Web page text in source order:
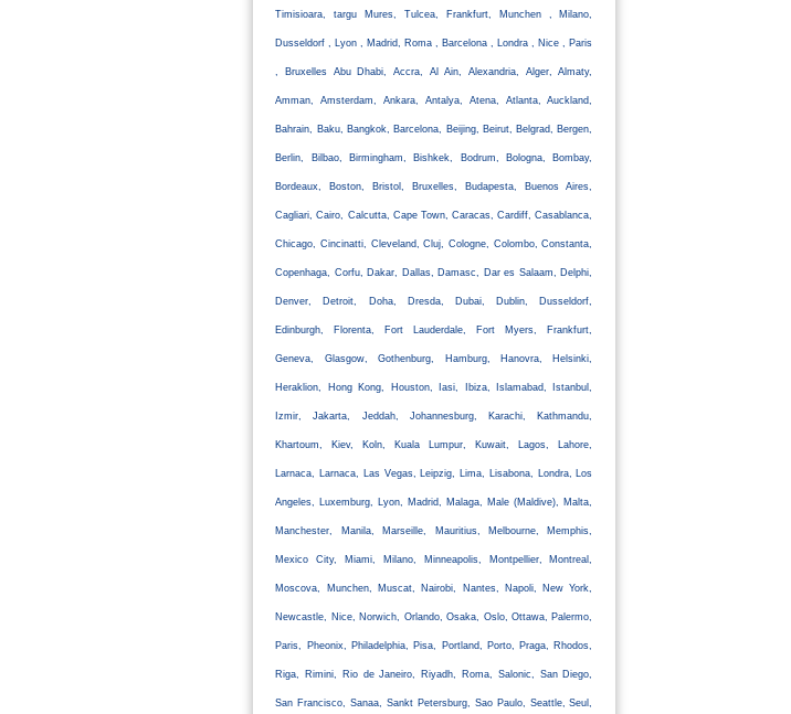
Timisioara, targu Mures, Tulcea, Frankfurt, Munchen , Milano,
Dusseldorf , Lyon , Madrid, Roma , Barcelona , Londra , Nice , Paris
, Bruxelles Abu Dhabi, Accra, Al Ain, Alexandria, Alger, Almaty,
Amman, Amsterdam, Ankara, Antalya, Atena, Atlanta, Auckland,
Bahrain, Baku, Bangkok, Barcelona, Beijing, Beirut, Belgrad, Bergen,
Berlin, Bilbao, Birmingham, Bishkek, Bodrum, Bologna, Bombay,
Bordeaux, Boston, Bristol, Bruxelles, Budapesta, Buenos Aires,
Cagliari, Cairo, Calcutta, Cape Town, Caracas, Cardiff, Casablanca,
Chicago, Cincinatti, Cleveland, Cluj, Cologne, Colombo, Constanta,
Copenhaga, Corfu, Dakar, Dallas, Damasc, Dar es Salaam, Delphi,
Denver, Detroit, Doha, Dresda, Dubai, Dublin, Dusseldorf,
Edinburgh, Florenta, Fort Lauderdale, Fort Myers, Frankfurt,
Geneva, Glasgow, Gothenburg, Hamburg, Hanovra, Helsinki,
Heraklion, Hong Kong, Houston, Iasi, Ibiza, Islamabad, Istanbul,
Izmir, Jakarta, Jeddah, Johannesburg, Karachi, Kathmandu,
Khartoum, Kiev, Koln, Kuala Lumpur, Kuwait, Lagos, Lahore,
Larnaca, Larnaca, Las Vegas, Leipzig, Lima, Lisabona, Londra, Los
Angeles, Luxemburg, Lyon, Madrid, Malaga, Male (Maldive), Malta,
Manchester, Manila, Marseille, Mauritius, Melbourne, Memphis,
Mexico City, Miami, Milano, Minneapolis, Montpellier, Montreal,
Moscova, Munchen, Muscat, Nairobi, Nantes, Napoli, New York,
Newcastle, Nice, Norwich, Orlando, Osaka, Oslo, Ottawa, Palermo,
Paris, Pheonix, Philadelphia, Pisa, Portland, Porto, Praga, Rhodos,
Riga, Rimini, Rio de Janeiro, Riyadh, Roma, Salonic, San Diego,
San Francisco, Sanaa, Sankt Petersburg, Sao Paulo, Seattle, Seul,